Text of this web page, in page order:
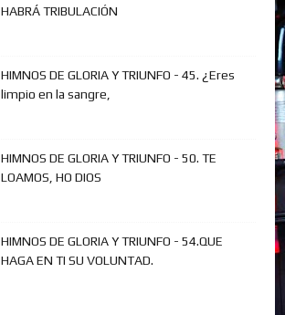
HABRÁ TRIBULACIÓN
HIMNOS DE GLORIA Y TRIUNFO - 45. ¿Eres
limpio en la sangre,
HIMNOS DE GLORIA Y TRIUNFO - 50. TE
LOAMOS, HO DIOS
HIMNOS DE GLORIA Y TRIUNFO - 54.QUE
HAGA EN TI SU VOLUNTAD.